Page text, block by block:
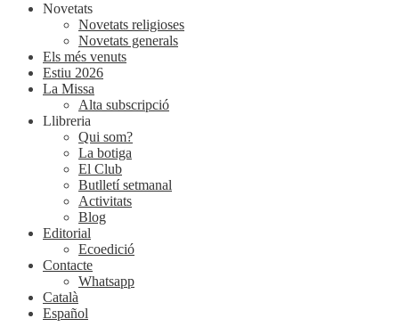
Novetats
Novetats religioses
Novetats generals
Els més venuts
Estiu 2026
La Missa
Alta subscripció
Llibreria
Qui som?
La botiga
El Club
Butlletí setmanal
Activitats
Blog
Editorial
Ecoedició
Contacte
Whatsapp
Català
Español